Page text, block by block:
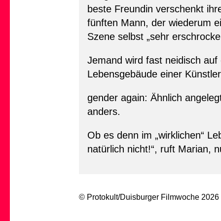
beste Freundin verschenkt
fünften Mann, der wiederum
Szene selbst „sehr
Jemand wird fast neidisch
Lebensgebäude einer
gender again: Ähnlich
anders.
Ob es denn im „wirklichen“
natürlich nicht!“, ruft Marian,
© Protokult/Duisburger Filmwoche 2026